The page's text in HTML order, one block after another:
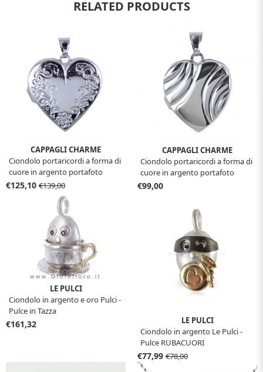
RELATED PRODUCTS
CAPPAGLI CHARME
Ciondolo portaricordi a forma di
cuore in argento portafoto
€125,10 €139,00
CAPPAGLI CHARME
Ciondolo portaricordi a forma di
cuore in argento portafoto
€99,00
LE PULCI
Ciondolo in argento e oro Pulci -
Pulce in Tazza
€161,32
LE PULCI
Ciondolo in argento Le Pulci -
Pulce RUBACUORI
€77,99 €78,00